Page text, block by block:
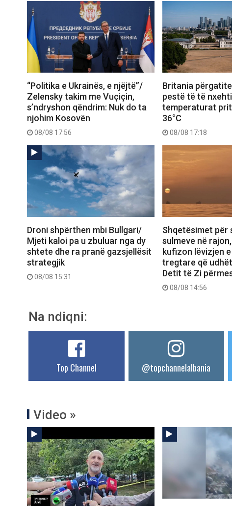
“Politika e Ukrainës, e njëjtë”/
Zelensky takim me Vuçiçin,
s’ndryshon qëndrim: Nuk do ta
njohim Kosovën
08/08 17:56
Britania
pestë të të
temperaturat
36°C
08/08 17:18
Droni shpërthen mbi Bullgari/
Mjeti kaloi pa u zbuluar nga dy
shtete dhe ra pranë gazsjellësit
strategjik
08/08 15:31
Shqetësimet për
sulmeve në
kufizon lëvizjen
tregtare që
Detit të Zi
08/08 14:56
Na ndiqni:
Top Channel @topchannelalbania
Video »